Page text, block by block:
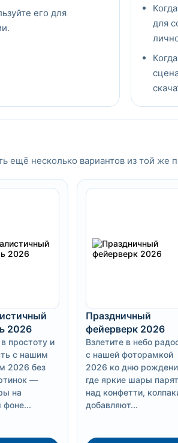
его для
для
ещё несколько вариантов из той же
2026
простоту и
с нашим
2026 без
—
на
фоне...
Праздничный
фейерверк 2026
Взлетите в небо
с нашей фоторамкой
2026 ко дню
где яркие шары парят
над конфетти,
добавляют...